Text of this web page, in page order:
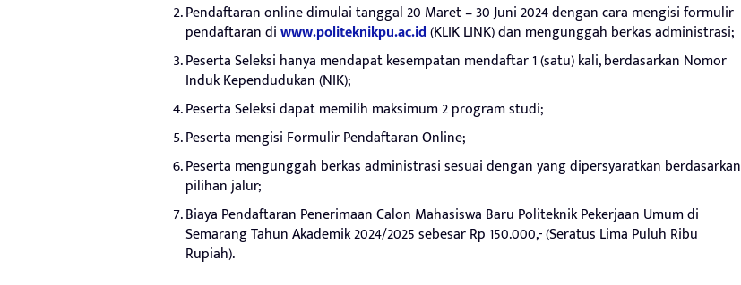
Pendaftaran online dimulai tanggal 20 Maret – 30 Juni 2024 dengan cara mengisi formulir
pendaftaran diwww.politeknikpu.ac.id(KLIK LINK) dan mengunggah berkas administrasi;
Peserta Seleksi hanya mendapat kesempatan mendaftar 1 (satu) kali, berdasarkan Nomor
Induk Kependudukan (NIK);
Peserta Seleksi dapat memilih maksimum 2 program studi;
Peserta mengisi Formulir Pendaftaran Online;
Peserta mengunggah berkas administrasi sesuai dengan yang dipersyaratkan berdasarkan
pilihan jalur;
Biaya Pendaftaran Penerimaan Calon Mahasiswa Baru Politeknik Pekerjaan Umum di
Semarang Tahun Akademik 2024/2025 sebesar Rp 150.000,- (Seratus Lima Puluh Ribu
Rupiah).